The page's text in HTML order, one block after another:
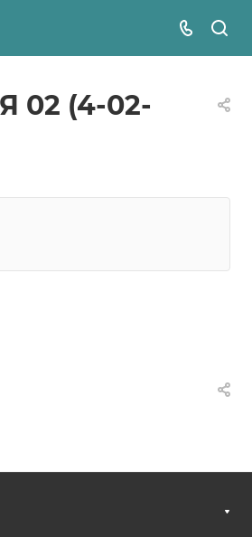
02 (4-02-